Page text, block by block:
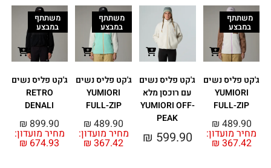
משתתף
במבצע
ג'קט פליס נשים
YUMIORI
FULL-ZIP
מחיר מועדון:
₪ 367.42
₪ 489.90
ג'קט פליס נשים
עם רוכסן מלא
YUMIORI OFF-
PEAK
₪ 599.90
משתתף
במבצע
ג'קט פליס נשים
YUMIORI
FULL-ZIP
מחיר מועדון:
₪ 367.42
₪ 489.90
משתתף
במבצע
ג'קט פליס נשים
RETRO
DENALI
מחיר מועדון:
₪ 674.93
₪ 899.90